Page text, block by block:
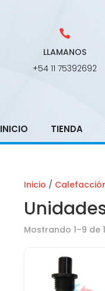
LLAMANOS
+54 11 75392692
INICIO TIENDA
Inicio /
Mostrando 1–9 de